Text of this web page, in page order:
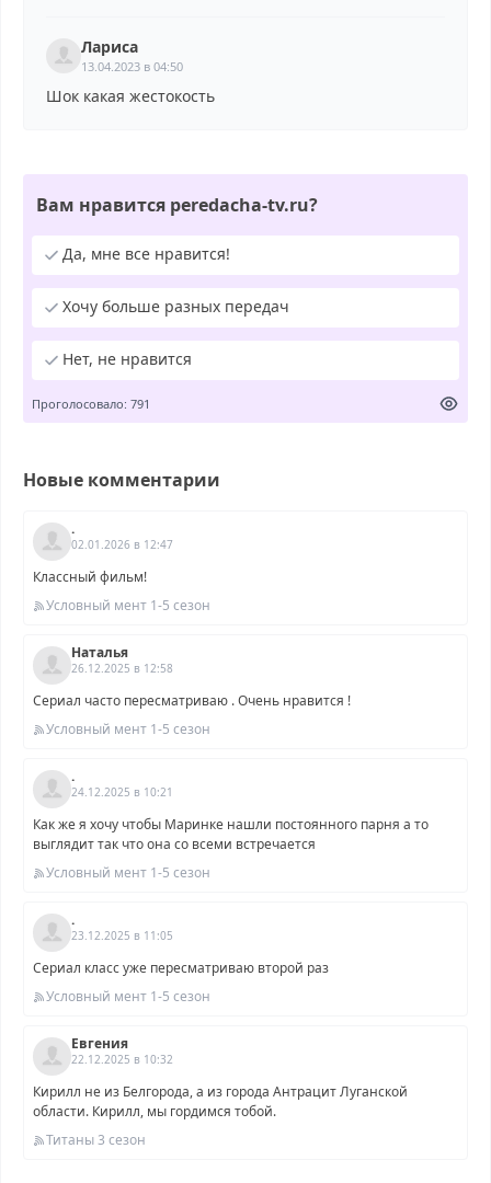
Лариса
13.04.2023 в 04:50
Шок какая жестокость
Вам нравится peredacha-tv.ru?
Да, мне все нравится!
Хочу больше разных передач
Нет, не нравится
Проголосовало: 791
Новые комментарии
.
02.01.2026 в 12:47
Классный фильм!
Условный мент 1-5 сезон
Наталья
26.12.2025 в 12:58
Сериал часто пересматриваю . Очень нравится !
Условный мент 1-5 сезон
.
24.12.2025 в 10:21
Как же я хочу чтобы Маринке нашли постоянного парня а то
выглядит так что она со всеми встречается
Условный мент 1-5 сезон
.
23.12.2025 в 11:05
Сериал класс уже пересматриваю второй раз
Условный мент 1-5 сезон
Евгения
22.12.2025 в 10:32
Кирилл не из Белгорода, а из города Антрацит Луганской
области. Кирилл, мы гордимся тобой.
Титаны 3 сезон